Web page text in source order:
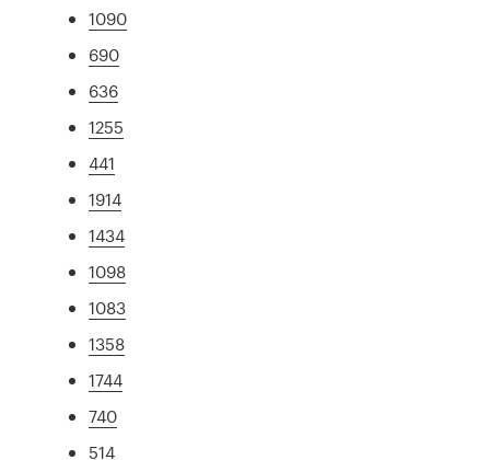
1090
690
636
1255
441
1914
1434
1098
1083
1358
1744
740
514